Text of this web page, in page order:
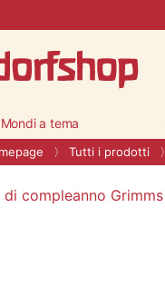
Mondi a tema
Tutti i prodotti